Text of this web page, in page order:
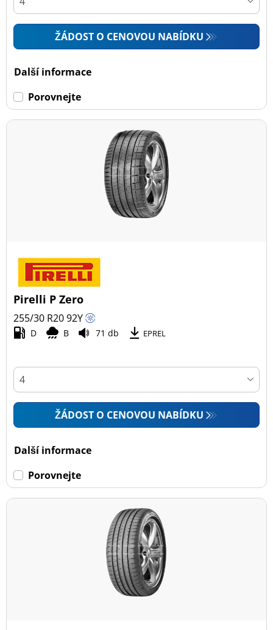
ŽÁDOST O CENOVOU NABÍDKU
Další informace
Porovnejte
Pirelli P Zero
255/30 R2092Y
D B 71 db EPREL
ŽÁDOST O CENOVOU NABÍDKU
Další informace
Porovnejte